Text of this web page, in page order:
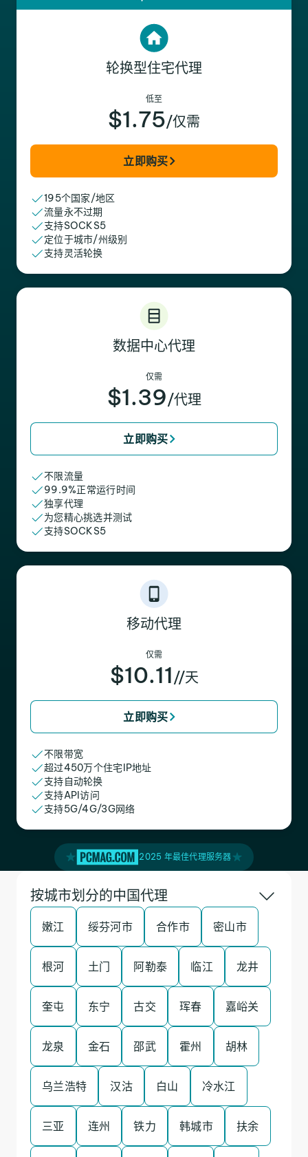
轮换型住宅代理
低至
$1.75/仅需
立即购买
195个国家/地区
流量永不过期
支持SOCKS5
定位于城市/州级别
支持灵活轮换
数据中心代理
仅需
$1.39/代理
立即购买
不限流量
99.9%正常运行时间
独享代理
为您精心挑选并测试
支持SOCKS5
移动代理
仅需
$10.11 //天
立即购买
不限带宽
超过450万个住宅IP地址
支持自动轮换
支持API访问
支持5G/4G/3G网络
2025 年最佳代理服务器
按城市划分的中国代理
嫩江 绥芬河市 合作市 密山市
根河 土门 阿勒泰 临江 龙井
奎屯 东宁 古交 珲春 嘉峪关
龙泉 金石 邵武 霍州 胡林
乌兰浩特 汉沽 白山 冷水江
三亚 连州 铁力 韩城市 扶余